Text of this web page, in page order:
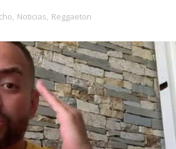
, Noticias, Reggaeton